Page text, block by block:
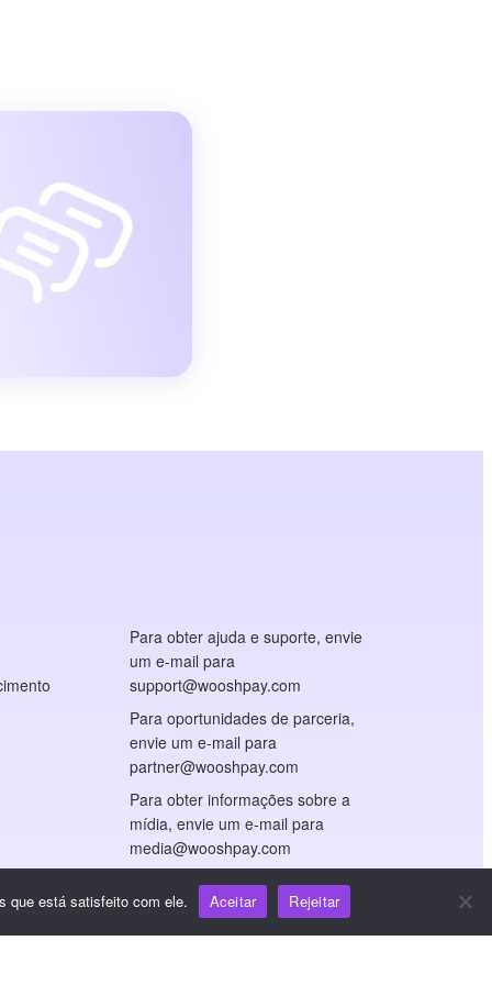
Para obter ajuda e suporte, envie
um e-mail para
support@wooshpay.com
Para oportunidades de parceria,
envie um e-mail para
partner@wooshpay.com
Para obter informações sobre a
mídia, envie um e-mail para
media@wooshpay.com
que está satisfeito com ele. Aceitar Rejeitar